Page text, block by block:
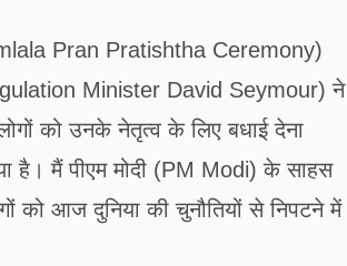
Pran Pratishtha Ceremony)
Minister David Seymour) ने
को उनके नेतृत्व के लिए बधाई देना
है। मैं पीएम मोदी (PM Modi) के साहस
को आज दुनिया की चुनौतियों से निपटने में